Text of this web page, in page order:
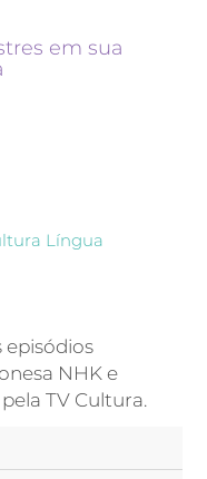
em sua
Língua
episódios
NHK e
TV Cultura.